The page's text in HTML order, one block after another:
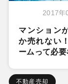
2017年
マンション
か売れない
ームって必要
不動産売却